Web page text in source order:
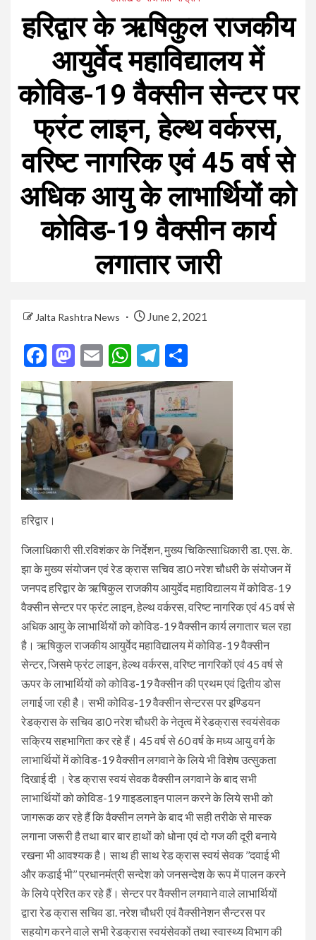
हरिद्वार के ऋषिकुल राजकीय
आयुर्वेद महाविद्यालय में
कोविड-19 वैक्सीन सेन्टर पर
फ्रंट लाइन, हेल्थ वर्करस,
वरिष्ट नागरिक एवं 45 वर्ष से
अधिक आयु के लाभार्थियों को
कोविड-19 वैक्सीन कार्य
लगातार जारी
Jalta Rashtra News June 2, 2021
Facebook
Mastodon
EmailWhatsApp
Telegram
हरिद्वार।
जिलाधिकारी सी.रविशंकर के निर्देशन, मुख्य चिकित्साधिकारी डा. एस. के.
झा के मुख्य संयोजन एवं रेड क्रास सचिव डा0 नरेश चौधरी के संयोजन में
जनपद हरिद्वार के ऋषिकुल राजकीय आयुर्वेद महाविद्यालय में कोविड-19
वैक्सीन सेन्टर पर फ्रंट लाइन, हेल्थ वर्करस, वरिष्ट नागरिक एवं 45 वर्ष से
अधिक आयु के लाभार्थियों को कोविड-19 वैक्सीन कार्य लगातार चल रहा
है। ऋषिकुल राजकीय आयुर्वेद महाविद्यालय में कोविड-19 वैक्सीन
सेन्टर, जिसमे फ्रंट लाइन, हेल्थ वर्करस, वरिष्ट नागरिकों एवं 45 वर्ष से
ऊपर के लाभार्थियों को कोविड-19 वैक्सीन की प्रथम एवं द्वितीय डोस
लगाई जा रही है। सभी कोविड-19 वैक्सीन सेन्टरस पर इण्डियन
रेडक्रास के सचिव डा0 नरेश चौधरी के नेतृत्व में रेडक्रास स्वयंसेवक
सक्रिय सहभागिता कर रहे हैं। 45 वर्ष से 60 वर्ष के मध्य आयु वर्ग के
लाभार्थियों में कोविड-19 वैक्सीन लगवाने के लिये भी विशेष उत्सुकता
दिखाई दी । रेड क्रास स्वयं सेवक वैक्सीन लगवाने के बाद सभी
लाभार्थियों को कोविड-19 गाइडलाइन पालन करने के लिये सभी को
जागरूक कर रहे हैं कि वैक्सीन लगने के बाद भी सही तरीके से मास्क
लगाना जरूरी है तथा बार बार हाथों को धोना एवं दो गज की दूरी बनाये
रखना भी आवश्यक है। साथ ही साथ रेड क्रास स्वयं सेवक ’’दवाई भी
और कडाई भी’’ प्रधानमंत्री सन्देश को जनसन्देश के रूप में पालन करने
के लिये प्रेरित कर रहे हैं। सेन्टर पर वैक्सीन लगवाने वाले लाभार्थियों
द्वारा रेड क्रास सचिव डा. नरेश चौधरी एवं वैक्सीनेशन सैन्टरस पर
सहयोग करने वाले सभी रेडक्रास स्वयंसेवकों तथा स्वास्थ्य विभाग की